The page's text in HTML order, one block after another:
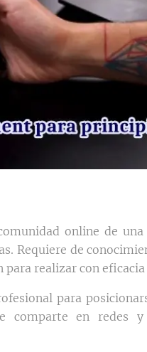
online de
Requiere de
realizar con eficacia
para
comparte en redes y